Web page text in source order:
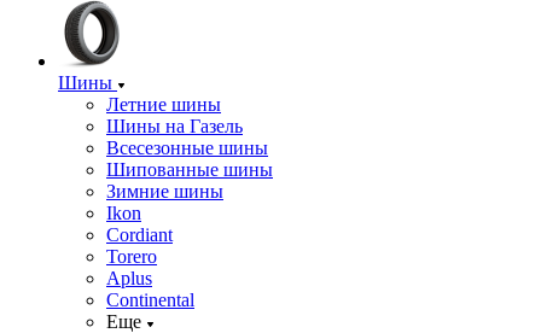
Шины
Летние шины
Шины на Газель
Всесезонные шины
Шипованные шины
Зимние шины
Ikon
Cordiant
Torero
Aplus
Continental
Еще